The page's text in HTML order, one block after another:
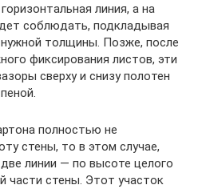
линия, а на
соблюдать, подкладывая
толщины. Позже, после
фиксирования листов, эти
сверху и снизу полотен
полностью не
стены, то в этом случае,
линии — по высоте целого
части стены. Этот участок